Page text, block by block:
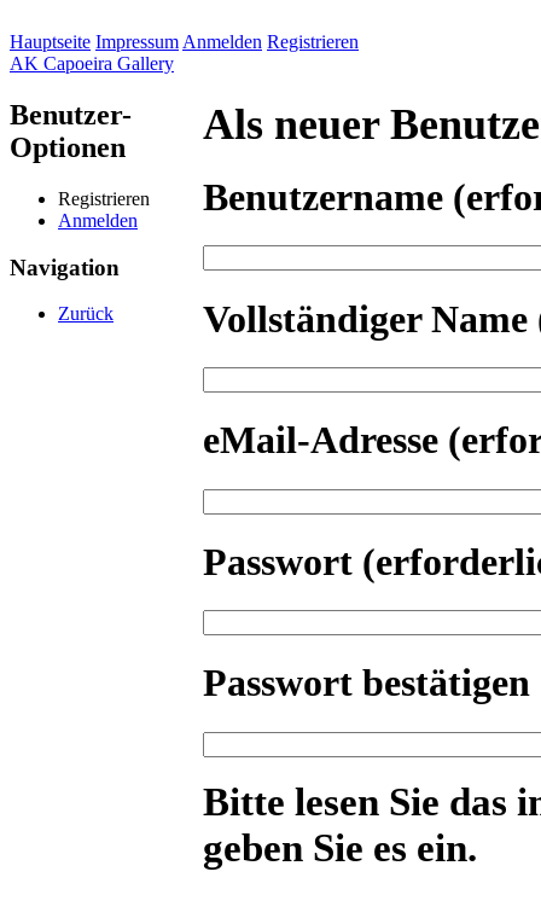
Hauptseite Impressum Anmelden Registrieren
AK Capoeira Gallery
Benutzer-
Optionen
Registrieren
Anmelden
Navigation
Zurück
Als neuer
Benutzername
Vollständiger Name
eMail-Adresse
Passwort
Passwort bestätigen
Bitte lesen Sie das
geben Sie es ein.